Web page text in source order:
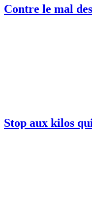
Contre le mal
Stop aux kilos